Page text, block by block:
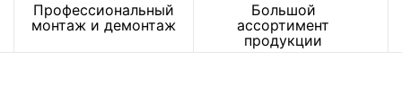
Профессиональный
монтаж и демонтаж
Большой
ассортимент
продукции